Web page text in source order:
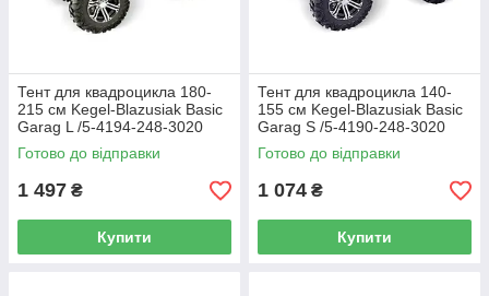
Тент для квадроцикла 180-
215 см Kegel-Blazusiak Basic
Garag L /5-4194-248-3020
Готово до відправки
1 497 ₴
Купити
Тент для квадроцикла 140-
155 см Kegel-Blazusiak Basic
Garag S /5-4190-248-3020
Готово до відправки
1 074 ₴
Купити